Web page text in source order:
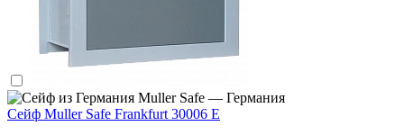
Muller Safe — Германия
Сейф Muller Safe Frankfurt 30006 E